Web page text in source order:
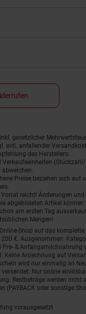
gesetzlicher
evtl. anfallender
des Herstellers.
Verkaufseinheiten
Preise beziehen sich auf
reicht! Änderungen und
abgebildeten Artikel können
am ersten Tag
Mengen!
Shop auf das
€. Ausgenommen:
Pre- & Anfangsmilchnahrung
Keine Anrechnung auf
wird nur einmalig an
versendet. Nur online
Restbeträge werden
(PAYBACK oder sonstige
vorausgesetzt